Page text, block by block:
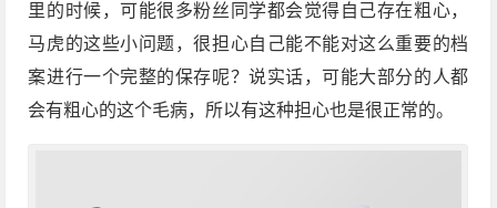
里的时候，可能很多粉丝同学都会觉得自己存在粗心，
马虎的这些小问题，很担心自己能不能对这么重要的档
案进行一个完整的保存呢？说实话，可能大部分的人都
会有粗心的这个毛病，所以有这种担心也是很正常的。